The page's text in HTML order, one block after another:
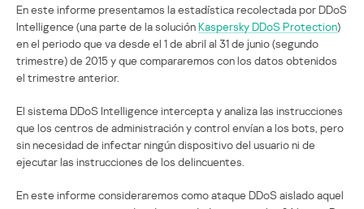
En este informe presentamos la estadística recolectada por DDoS
Intelligence (una parte de la soluciónKaspersky DDoS Protection)
en el periodo que va desde el 1 de abril al 31 de junio (segundo
trimestre) de 2015 y que compararemos con los datos obtenidos
el trimestre anterior.
El sistema DDoS Intelligence intercepta y analiza las instrucciones
que los centros de administración y control envían a los bots, pero
sin necesidad de infectar ningún dispositivo del usuario ni de
ejecutar las instrucciones de los delincuentes.
En este informe consideraremos como ataque DDoS aislado aquel